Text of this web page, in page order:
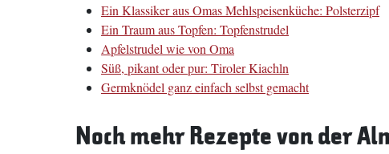
Ein Klassiker aus Omas Mehlspeisenküche: Polsterzipf
Ein Traum aus Topfen: Topfenstrudel
Apfelstrudel wie von Oma
Süß, pikant oder pur: Tiroler Kiachln
Germknödel ganz einfach selbst gemacht
Noch mehr Rezepte von der